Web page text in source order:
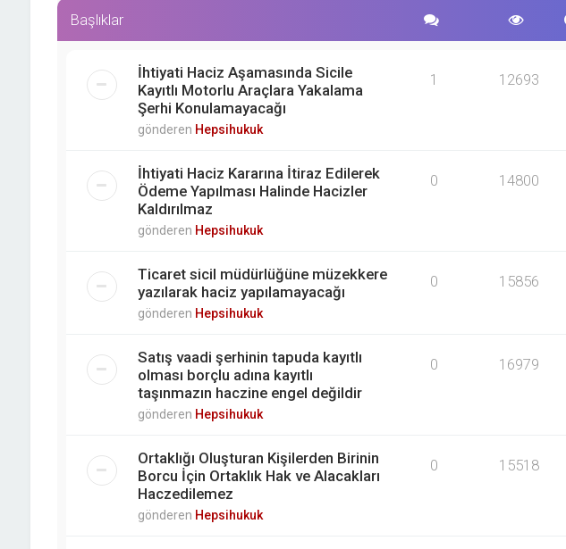
Başlıklar
İhtiyati Haciz Aşamasında Sicile
Kayıtlı Motorlu Araçlara Yakalama
Şerhi Konulamayacağı
gönderen Hepsihukuk
1 12693
İhtiyati Haciz Kararına İtiraz Edilerek
Ödeme Yapılması Halinde Hacizler
Kaldırılmaz
gönderen Hepsihukuk
0 14800
Ticaret sicil müdürlüğüne müzekkere
yazılarak haciz yapılamayacağı
gönderen Hepsihukuk
0 15856
Satış vaadi şerhinin tapuda kayıtlı
olması borçlu adına kayıtlı
taşınmazın haczine engel değildir
gönderen Hepsihukuk
0 16979
Ortaklığı Oluşturan Kişilerden Birinin
Borcu İçin Ortaklık Hak ve Alacakları
Haczedilemez
gönderen Hepsihukuk
0 15518